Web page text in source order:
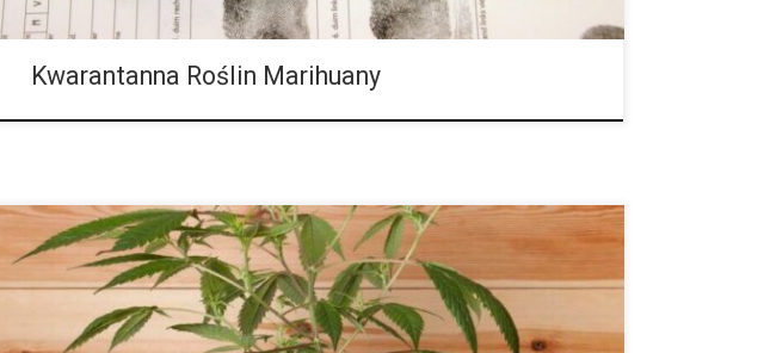
Kwarantanna Roślin Marihuany
Jak wiedzą miłośnicy hydroponicznej uprawy marihuany, kontrola pH ma kluczowe